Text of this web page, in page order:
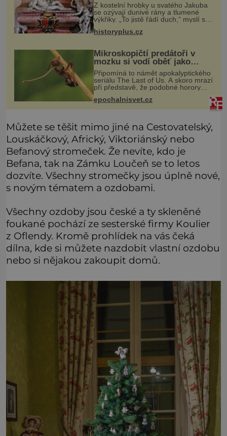
Z kostelní hrobky u svatého Jakuba
se ozývají dunivé rány a tlumené
výkřiky. „To jistě řádí duch,“ myslí si
pověrčiví lidé. Ani za dvě kopy grošů
by se nikdo neodvážil podzemní
historyplus.cz
Mikroskopičtí predátoři v
mozku si vodí oběť jako
loutku
Připomíná to námět apokalyptického
seriálu The Last of Us. A skoro mrazí
při představě, že podobné horory
probíhají v přírodě běžně – s tím
rozdílem, že nejde pouze o infekce
parazitickou houbou a že
epochalnisvet.cz
Můžete se těšit mimo jiné na Cestovatelský,
Louskáčkový, Africký, Viktoriánský nebo
Befanový stromeček. Že nevíte, kdo je
Befana, tak na Zámku Loučeň se to letos
dozvíte. Všechny stromečky jsou úplně nové,
s novým tématem a ozdobami.
Všechny ozdoby jsou české a ty skleněné
foukané pochází ze sesterské firmy Koulier
z Oflendy. Kromě prohlídek na vás čeká
dílna, kde si můžete nazdobit vlastní ozdobu
nebo si nějakou zakoupit domů.